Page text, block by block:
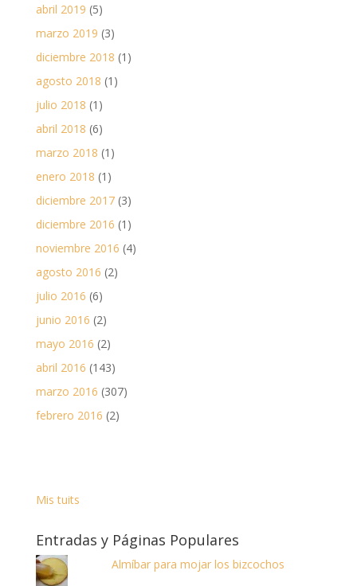
abril 2019 (5)
marzo 2019 (3)
diciembre 2018 (1)
agosto 2018 (1)
julio 2018 (1)
abril 2018 (6)
marzo 2018 (1)
enero 2018 (1)
diciembre 2017(3)
diciembre 2016 (1)
noviembre 2016 (4)
agosto 2016 (2)
julio 2016 (6)
junio 2016 (2)
mayo 2016 (2)
abril 2016 (143)
marzo 2016 (307)
febrero 2016 (2)
Mis tuits
Entradas y Páginas Populares
Almíbar para mojar los bizcochos